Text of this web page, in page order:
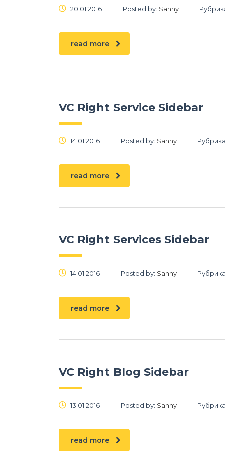
20.01.2016 Posted by: Sanny
read more
VC Right Service Sidebar
14.01.2016 Posted by: Sanny
read more
VC Right Services Sidebar
14.01.2016 Posted by: Sanny
read more
VC Right Blog Sidebar
13.01.2016 Posted by: Sanny
read more